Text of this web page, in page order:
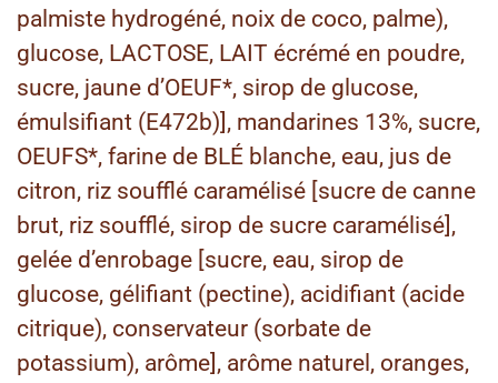
palmiste hydrogéné, noix de coco, palme),
glucose, LACTOSE, LAIT écrémé en poudre,
sucre, jaune d’OEUF*, sirop de glucose,
émulsifiant (E472b)], mandarines 13%, sucre,
OEUFS*, farine de BLÉ blanche, eau, jus de
citron, riz soufflé caramélisé [sucre de canne
brut, riz soufflé, sirop de sucre caramélisé],
gelée d’enrobage [sucre, eau, sirop de
glucose, gélifiant (pectine), acidifiant (acide
citrique), conservateur (sorbate de
potassium), arôme], arôme naturel, oranges,